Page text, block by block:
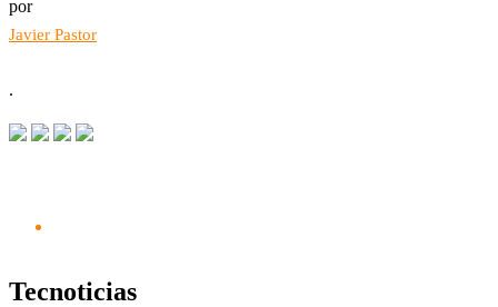
por
Javier Pastor
.
Tecnoticias